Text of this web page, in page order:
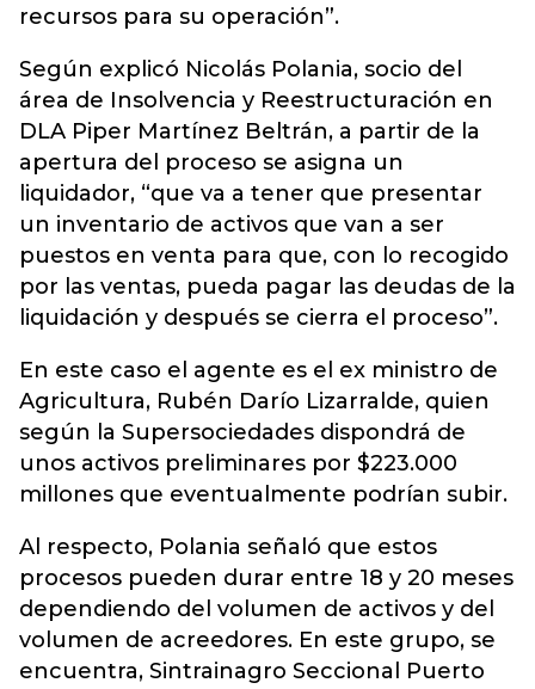
recursos para su operación”.
Según explicó Nicolás Polania, socio del
área de Insolvencia y Reestructuración en
DLA Piper Martínez Beltrán, a partir de la
apertura del proceso se asigna un
liquidador, “que va a tener que presentar
un inventario de activos que van a ser
puestos en venta para que, con lo recogido
por las ventas, pueda pagar las deudas de la
liquidación y después se cierra el proceso”.
En este caso el agente es el ex ministro de
Agricultura, Rubén Darío Lizarralde, quien
según la Supersociedades dispondrá de
unos activos preliminares por $223.000
millones que eventualmente podrían subir.
Al respecto, Polania señaló que estos
procesos pueden durar entre 18 y 20 meses
dependiendo del volumen de activos y del
volumen de acreedores. En este grupo, se
encuentra, Sintrainagro Seccional Puerto